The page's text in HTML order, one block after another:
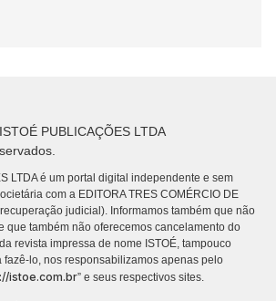
PUBLICAÇÕES LTDA
LTDA é um portal digital independente e sem
com a EDITORA TRES COMÉRCIO DE
judicial). Informamos também que não
que também não oferecemos cancelamento do
revista impressa de nome ISTOÉ, tampouco
fazê-lo, nos responsabilizamos apenas pelo
istoe.com.br” e seus respectivos sites.